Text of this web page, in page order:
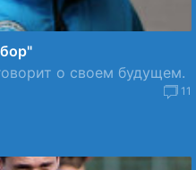
о своем будущем.
11